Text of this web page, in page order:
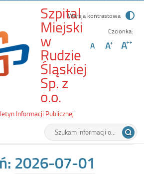
Szpital
Miejski
w
Rudzie
Śląskiej
Sp. z
o.o.
51/KŚZ/26
Informacji Publicznej
Wersja kontrastowa
Czcionka:
Wyszukiwarka
Tutaj
wpisz
2026-07-01